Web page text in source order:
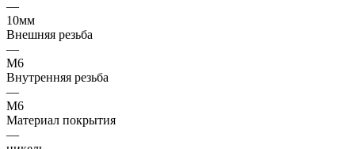
—
10мм
Внешняя резьба
—
M6
Внутренняя резьба
—
M6
Материал покрытия
—